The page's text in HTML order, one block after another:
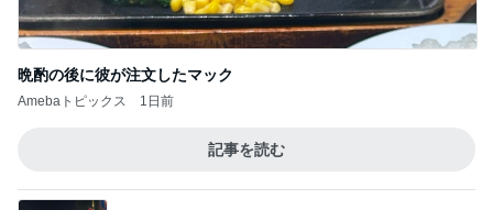
晩酌の後に彼が注文したマック
Amebaトピックス 1日前
記事を読む